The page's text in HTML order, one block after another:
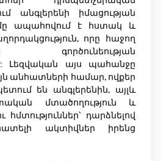
անգլերենի իմացության
ապահովում է հստակ և
որը հաջող
գործունեության
Լեզվական այս պահանջը
​​անհատների համար, ովքեր
են անգլերենին, այլև
​​մտածողություն և
հմտություններ՝ դարձնելով
ակտիվներ իրենց